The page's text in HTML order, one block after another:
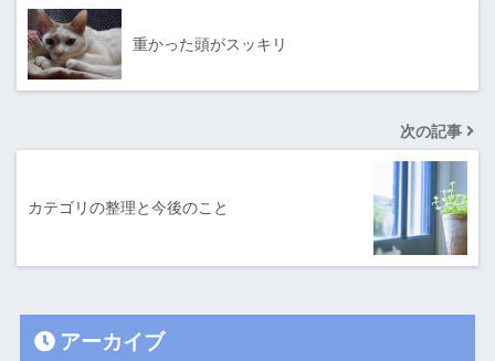
重かった頭がスッキリ
次の記事
カテゴリの整理と今後のこと
アーカイブ